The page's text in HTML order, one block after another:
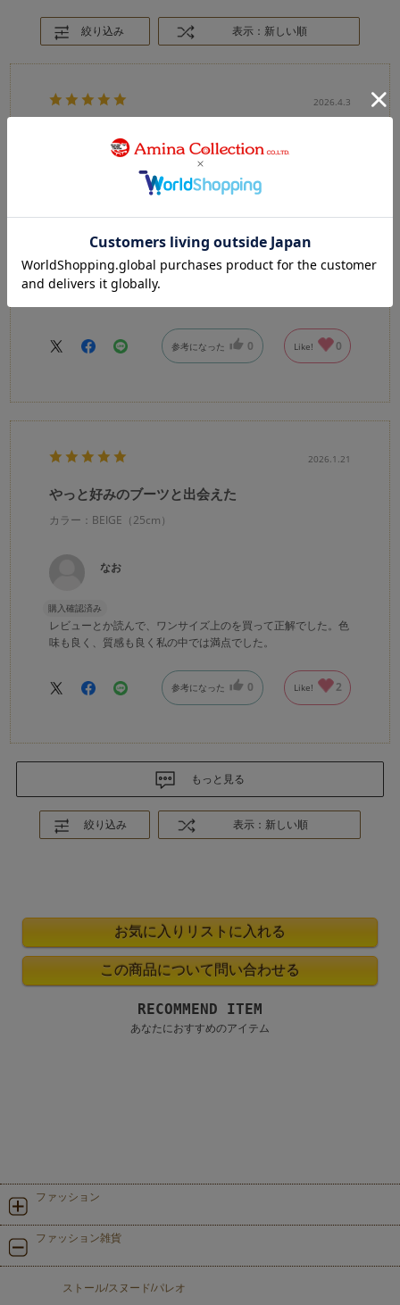
絞り込み 表示：新しい順
2026.4.3
買いました。
購入確認済み 年代:20代 性別: 男性 身長:166～170cm
体型:ふつう 靴のサイズ:25cm
参考になった 0 Like! 0
2026.1.21
やっと好みのブーツと出会えた
カラー：BEIGE（25cm）
なお
購入確認済み
レビューとか読んで、ワンサイズ上のを買って正解でした。色
味も良く、質感も良く私の中では満点でした。
参考になった 0 Like! 2
もっと見る
絞り込み 表示：新しい順
RECOMMEND ITEM
あなたにおすすめのアイテム
ファッション
ファッション雑貨
ストール/スヌード/パレオ